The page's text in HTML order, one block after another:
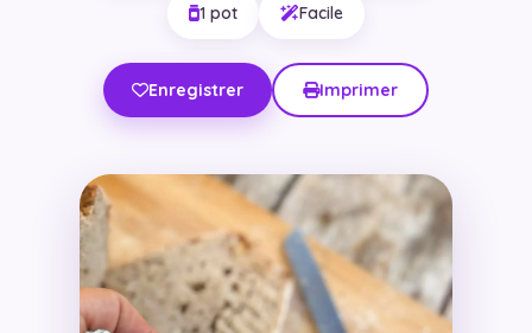
1 pot Facile
Enregistrer Imprimer